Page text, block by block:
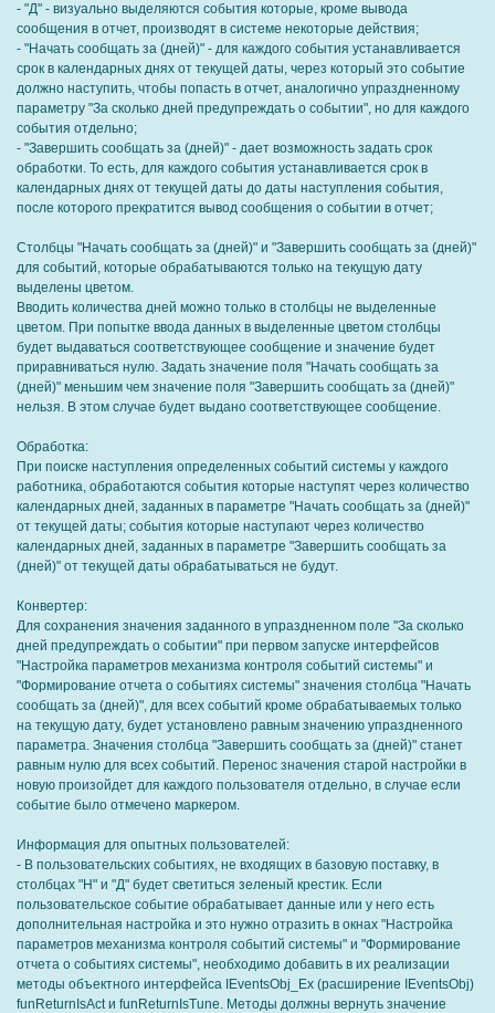
- "Д" - визуально выделяются события которые, кроме вывода
сообщения в отчет, производят в системе некоторые действия;
- "Начать сообщать за (дней)" - для каждого события устанавливается
срок в календарных днях от текущей даты, через который это событие
должно наступить, чтобы попасть в отчет, аналогично упраздненному
параметру "За сколько дней предупреждать о событии", но для каждого
события отдельно;
- "Завершить сообщать за (дней)" - дает возможность задать срок
обработки. То есть, для каждого события устанавливается срок в
календарных днях от текущей даты до даты наступления события,
после которого прекратится вывод сообщения о событии в отчет;
Столбцы "Начать сообщать за (дней)" и "Завершить сообщать за (дней)"
для событий, которые обрабатываются только на текущую дату
выделены цветом.
Вводить количества дней можно только в столбцы не выделенные
цветом. При попытке ввода данных в выделенные цветом столбцы
будет выдаваться соответствующее сообщение и значение будет
приравниваться нулю. Задать значение поля "Начать сообщать за
(дней)" меньшим чем значение поля "Завершить сообщать за (дней)"
нельзя. В этом случае будет выдано соответствующее сообщение.
Обработка:
При поиске наступления определенных событий системы у каждого
работника, обработаются события которые наступят через количество
календарных дней, заданных в параметре "Начать сообщать за (дней)"
от текущей даты; события которые наступают через количество
календарных дней, заданных в параметре "Завершить сообщать за
(дней)" от текущей даты обрабатываться не будут.
Конвертер:
Для сохранения значения заданного в упраздненном поле "За сколько
дней предупреждать о событии" при первом запуске интерфейсов
"Настройка параметров механизма контроля событий системы" и
"Формирование отчета о событиях системы" значения столбца "Начать
сообщать за (дней)", для всех событий кроме обрабатываемых только
на текущую дату, будет установлено равным значению упраздненного
параметра. Значения столбца "Завершить сообщать за (дней)" станет
равным нулю для всех событий. Перенос значения старой настройки в
новую произойдет для каждого пользователя отдельно, в случае если
событие было отмечено маркером.
Информация для опытных пользователей:
- В пользовательских событиях, не входящих в базовую поставку, в
столбцах "Н" и "Д" будет светиться зеленый крестик. Если
пользовательское событие обрабатывает данные или у него есть
дополнительная настройка и это нужно отразить в окнах "Настройка
параметров механизма контроля событий системы" и "Формирование
отчета о событиях системы", необходимо добавить в их реализации
методы объектного интерфейса IEventsObj_Ex (расширение IEventsObj)
funReturnIsAct и funReturnIsTune. Методы должны вернуть значение